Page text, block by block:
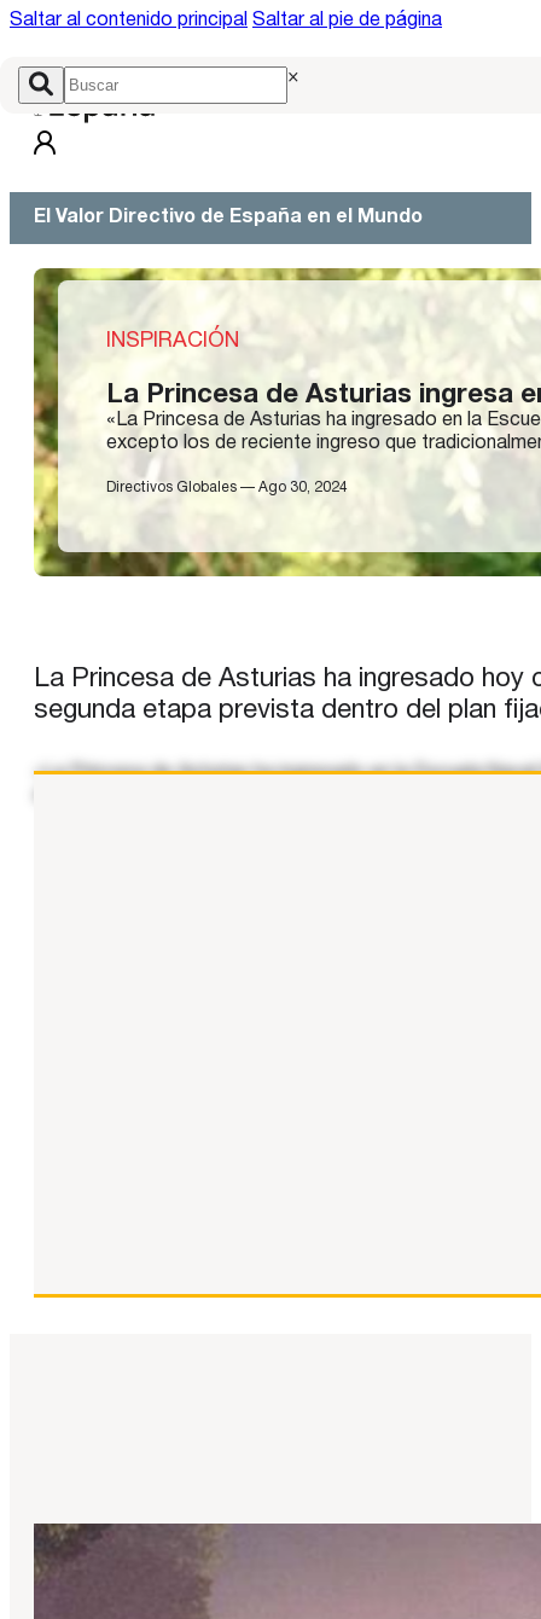
Saltar al contenido principal Saltar al pie de página
×
El Valor Directivo de España en el Mundo
INSPIRACIÓN
La Princesa de Asturias ingresa
«L​a Princesa de Asturias ha ingresado en la
excepto los de reciente ingreso que
Directivos Globales — Ago 30, 2024
La Princesa de Asturias ha ingresado
segunda etapa prevista dentro del plan
«L​a Princesa de Asturias ha ingresado en la Escuela